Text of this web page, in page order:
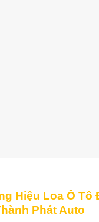
Hiệu Loa Ô
Phát Auto